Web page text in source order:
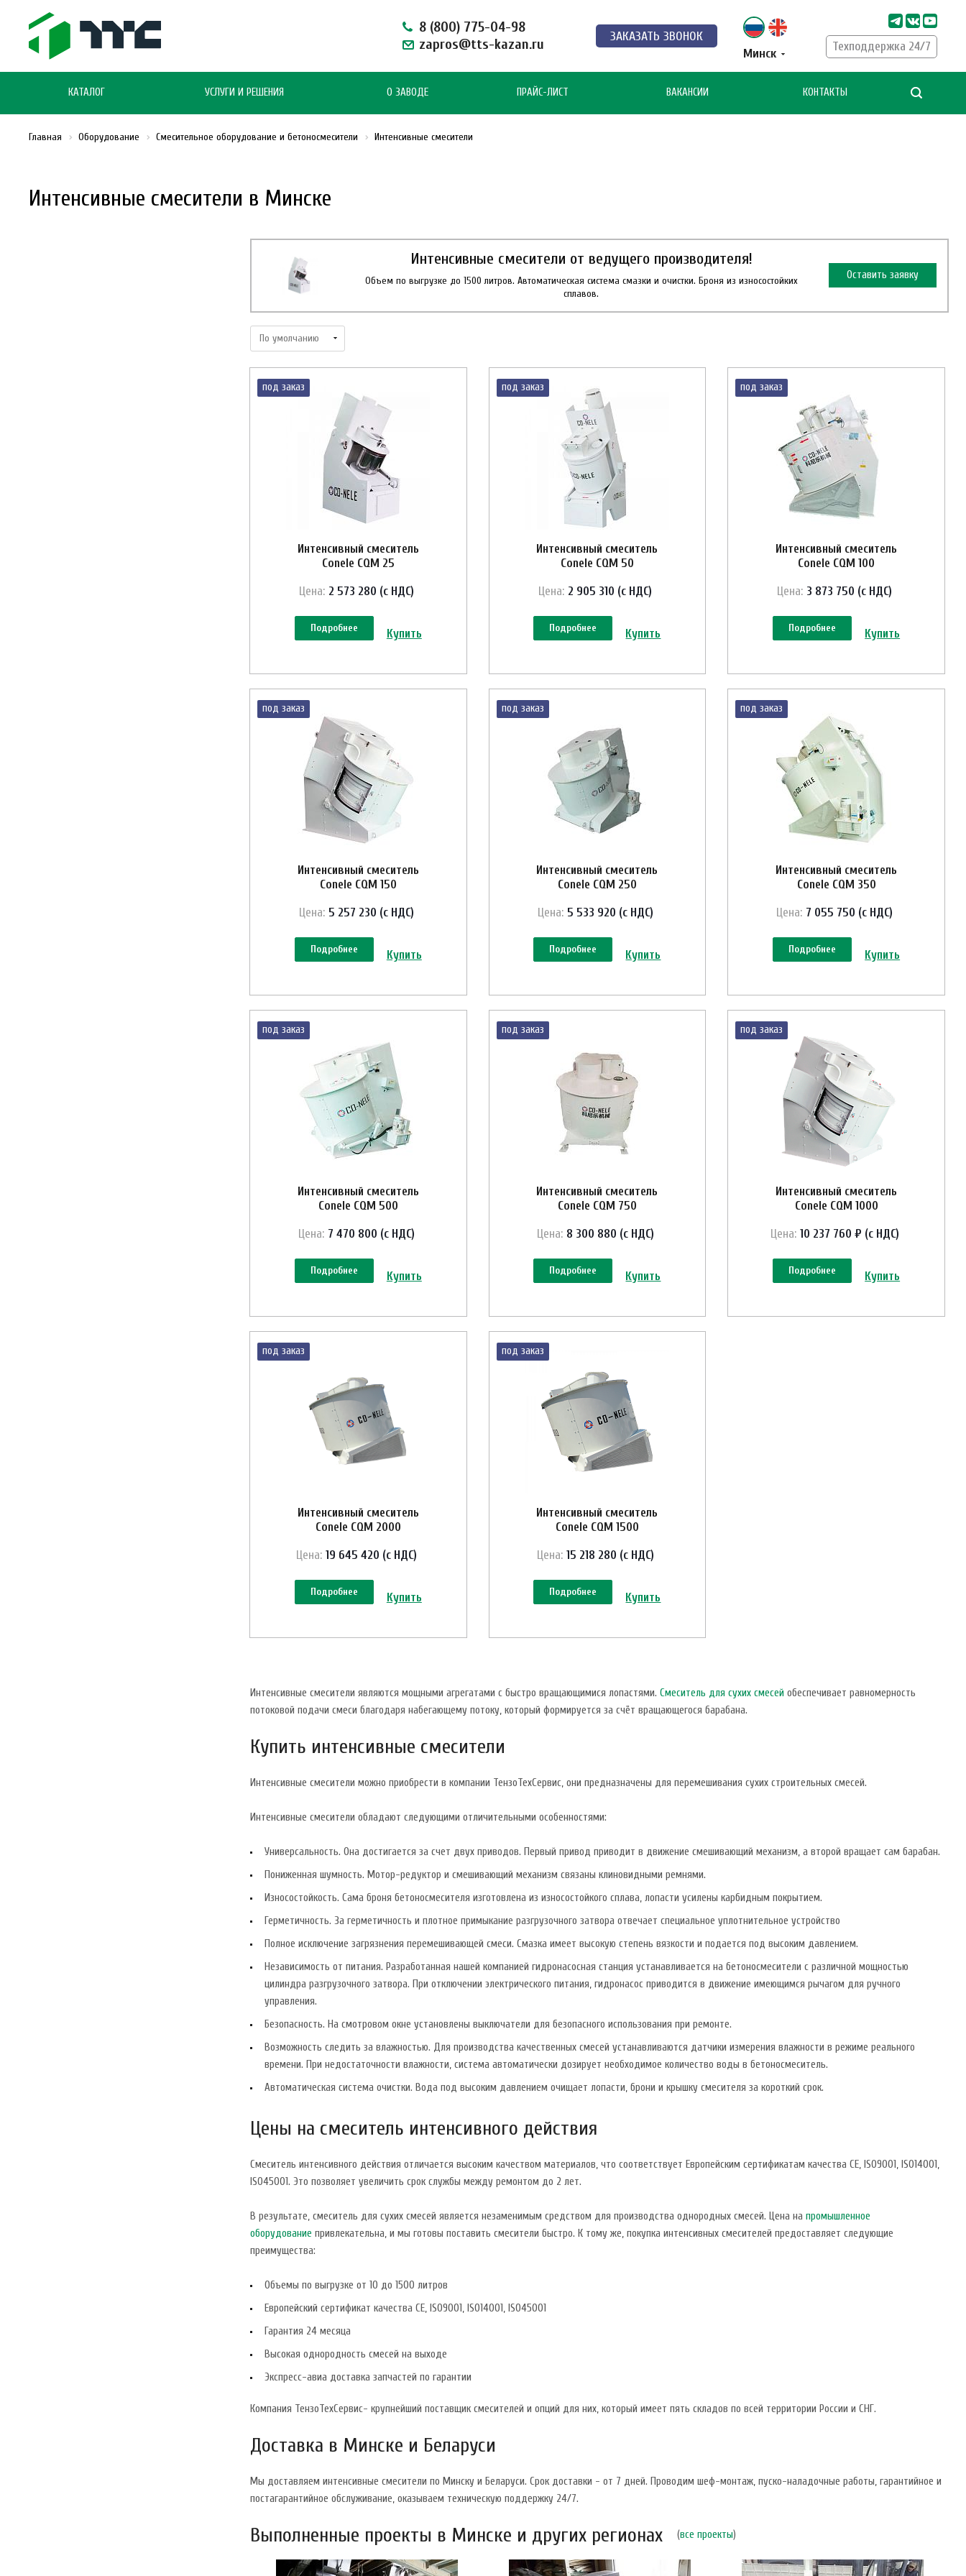
8 (800) 775-04-98
zapros@tts-kazan.ru
ЗАКАЗАТЬ ЗВОНОК
Минск
Техподдержка 24/7
КАТАЛОГ УСЛУГИ И РЕШЕНИЯ О ЗАВОДЕ ПРАЙС-ЛИСТ ВАКАНСИИ КОНТАКТЫ
Интенсивные смесители в Минске
Главная Оборудование Смесительное оборудование и бетоносмесители Интенсивные смесители
Интенсивные смесители от ведущего производителя!
Объем по выгрузке до 1500 литров. Автоматическая система смазки и очистки. Броня из износостойких
сплавов.
Оставить заявку
под заказ
Интенсивный смеситель
Conele CQM 25
Цена: 2 573 280 (с НДС)
Подробнее Купить
под заказ
Интенсивный смеситель
Conele CQM 50
Цена: 2 905 310 (с НДС)
Подробнее Купить
под заказ
Интенсивный смеситель
Conele CQM 100
Цена: 3 873 750 (с НДС)
Подробнее Купить
под заказ
Интенсивный смеситель
Conele CQM 150
Цена: 5 257 230 (с НДС)
Подробнее Купить
под заказ
Интенсивный смеситель
Conele CQM 250
Цена: 5 533 920 (с НДС)
Подробнее Купить
под заказ
Интенсивный смеситель
Conele CQM 350
Цена: 7 055 750 (с НДС)
Подробнее Купить
под заказ
Интенсивный смеситель
Conele CQM 500
Цена: 7 470 800 (с НДС)
Подробнее Купить
под заказ
Интенсивный смеситель
Conele CQM 750
Цена: 8 300 880 (с НДС)
Подробнее Купить
под заказ
Интенсивный смеситель
Conele CQM 1000
Цена: 10 237 760 ₽ (с НДС)
Подробнее Купить
под заказ
Интенсивный смеситель
Conele CQM 2000
Цена: 19 645 420 (с НДС)
Подробнее Купить
под заказ
Интенсивный смеситель
Conele CQM 1500
Цена: 15 218 280 (с НДС)
Подробнее Купить
Интенсивные смесители являются мощными агрегатами с быстро вращающимися лопастями. Смеситель для сухих смесей обеспечивает равномерность
потоковой подачи смеси благодаря набегающему потоку, который формируется за счёт вращающегося барабана.
Купить интенсивные смесители
Интенсивные смесители можно приобрести в компании ТензоТехСервис, они предназначены для перемешивания сухих строительных смесей.
Интенсивные смесители обладают следующими отличительными особенностями:
Универсальность. Она достигается за счет двух приводов. Первый привод приводит в движение смешивающий механизм, а второй вращает сам барабан.
Пониженная шумность. Мотор-редуктор и смешивающий механизм связаны клиновидными ремнями.
Износостойкость. Сама броня бетоносмесителя изготовлена из износостойкого сплава, лопасти усилены карбидным покрытием.
Герметичность. За герметичность и плотное примыкание разгрузочного затвора отвечает специальное уплотнительное устройство
Полное исключение загрязнения перемешивающей смеси. Смазка имеет высокую степень вязкости и подается под высоким давлением.
Независимость от питания. Разработанная нашей компанией гидронасосная станция устанавливается на бетоносмесители с различной мощностью
цилиндра разгрузочного затвора. При отключении электрического питания, гидронасос приводится в движение имеющимся рычагом для ручного
управления.
Безопасность. На смотровом окне установлены выключатели для безопасного использования при ремонте.
Возможность следить за влажностью. Для производства качественных смесей устанавливаются датчики измерения влажности в режиме реального
времени. При недостаточности влажности, система автоматически дозирует необходимое количество воды в бетоносмеситель.
Автоматическая система очистки. Вода под высоким давлением очищает лопасти, брони и крышку смесителя за короткий срок.
Цены на смеситель интенсивного действия
Смеситель интенсивного действия отличается высоким качеством материалов, что соответствует Европейским сертификатам качества CЕ, ISO9001, ISO14001,
ISO45001. Это позволяет увеличить срок службы между ремонтом до 2 лет.
В результате, смеситель для сухих смесей является незаменимым средством для производства однородных смесей. Цена на промышленное
оборудование привлекательна, и мы готовы поставить смесители быстро. К тому же, покупка интенсивных смесителей предоставляет следующие
преимущества:
Объемы по выгрузке от 10 до 1500 литров
Европейский сертификат качества CЕ, ISO9001, ISO14001, ISO45001
Гарантия 24 месяца
Высокая однородность смесей на выходе
Экспресс-авиа доставка запчастей по гарантии
Компания ТензоТехСервис- крупнейший поставщик смесителей и опций для них, который имеет пять складов по всей территории России и СНГ.
Доставка в Минске и Беларуси
Мы доставляем интенсивные смесители по Минску и Беларуси. Срок доставки - от 7 дней. Проводим шеф-монтаж, пуско-наладочные работы, гарантийное и
постагарантийное обслуживание, оказываем техническую поддержку 24/7.
Выполненные проекты в Минске и других регионах (все проекты)